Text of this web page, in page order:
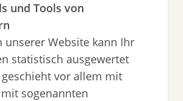
und Tools von
unserer Website kann Ihr
statistisch ausgewertet
vor allem mit
sogenannten